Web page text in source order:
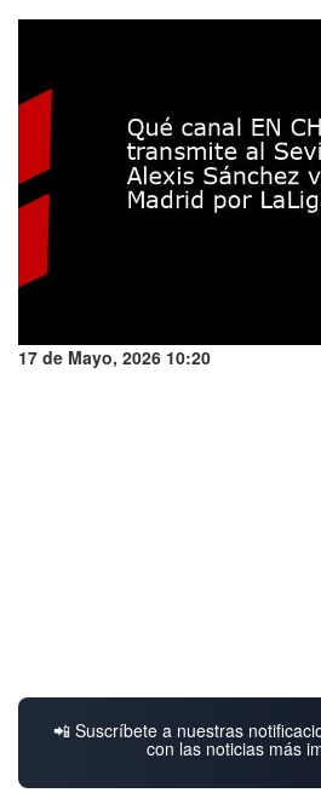
17 de Mayo, 2026 10:20
📲 Suscríbete a nuestras
con las noticias más